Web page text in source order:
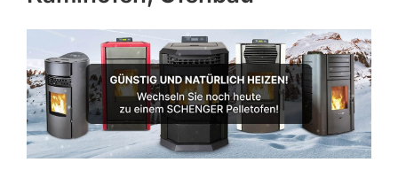
WARENKORB
PRODUCTS
SEARCH